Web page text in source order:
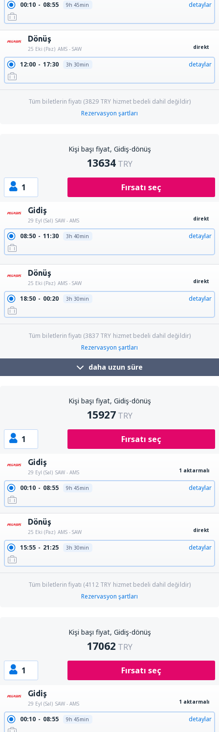
00:10 08:55 9h 45min detaylar
Dönüş
25 Eki (Paz) AMS - SAW direkt
12:00 17:30 3h 30min detaylar
Tüm biletlerin fiyatı (3829 TRY hizmet bedeli dahil değildir)
Rezervasyon şartları
Kişi başı fiyat, Gidiş-dönüş
13634 TRY
1 Fırsatı seç
Gidiş
29 Eyl (Sal) SAW - AMS direkt
08:50 11:30 3h 40min detaylar
Dönüş
25 Eki (Paz) AMS - SAW direkt
18:50 00:20 3h 30min detaylar
Tüm biletlerin fiyatı (3837 TRY hizmet bedeli dahil değildir)
Rezervasyon şartları
daha uzun süre
Kişi başı fiyat, Gidiş-dönüş
15927 TRY
1 Fırsatı seç
Gidiş
29 Eyl (Sal) SAW - AMS 1 aktarmalı
00:10 08:55 9h 45min detaylar
Dönüş
25 Eki (Paz) AMS - SAW direkt
15:55 21:25 3h 30min detaylar
Tüm biletlerin fiyatı (4112 TRY hizmet bedeli dahil değildir)
Rezervasyon şartları
Kişi başı fiyat, Gidiş-dönüş
17062 TRY
1 Fırsatı seç
Gidiş
29 Eyl (Sal) SAW - AMS 1 aktarmalı
00:10 08:55 9h 45min detaylar